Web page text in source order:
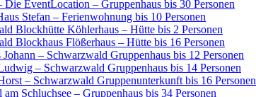
Die EventLocation – Gruppenhaus bis 30 Personen
Stefan – Ferienwohnung bis 10 Personen
Blockhütte Köhlerhaus – Hütte bis 2 Personen
Blockhaus Flößerhaus – Hütte bis 16 Personen
Johann – Schwarzwald Gruppenhaus bis 12 Personen
– Schwarzwald Gruppenhaus bis 14 Personen
– Schwarzwald Gruppenunterkunft bis 16 Personen
am Schluchsee – Gruppenhaus bis 34 Personen